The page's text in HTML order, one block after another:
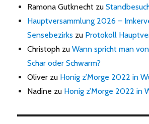
Ramona Gutknecht zu
Hauptversammlung 2026 –
Sensebezirks zu Protokoll
Christoph zuWann spricht man
Schar oder Schwarm?
Oliver zu Honig z’Morge 2022 in
Nadine zu Honig z’Morge 2022 in